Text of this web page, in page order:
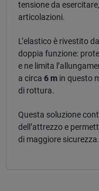
tensione da
articolazioni.
L’elastico è rivestito
doppia funzione:
e ne limita
a circa 6 m in questo
di rottura.
Questa soluzione
dell’attrezzo e
di maggiore sicurezza.